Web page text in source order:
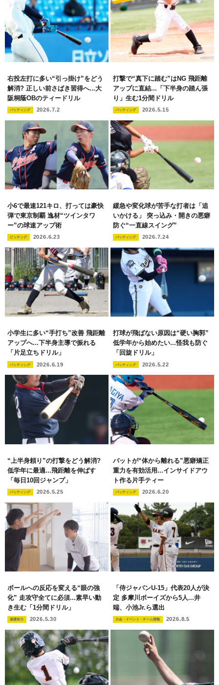
右投左打に多い“引っ掛け”をどう
解消? 正しい前さばき習得へ...大
阪桐蔭OBのティードリル
バッティング 2026.7.2
打撃で“真下に踏む”はNG 飛距離
アップに直結...「下半身の踏ん張
り」生む1分間ドリル
バッティング 2026.5.15
小6で最速121キロ、打っては豪快
弾で東京制覇 逸材“ツインタワ
ー”の球速アップ術
ピッチング 2026.6.23
緩急や変化球が苦手な打者は「追
いかける」 突っ込み・開きの悪癖
防ぐ“一直線スイング”
バッティング 2026.7.24
小学生に多い“手打ち”改善 飛距離
アップへ...下半身主導で振れる
「片足立ちドリル」
バッティング 2026.6.19
打球が飛ばない原因は“硬い胸郭”
低学年から始めたい...怪我も防ぐ
「回旋ドリル」
バッティング 2026.5.22
“上半身頼り”の打撃をどう解消?
低学年に最適...飛距離を伸ばす
「毎日10回ジャンプ」
バッティング 2026.5.25
バットが“体から離れる”悪癖矯正
重力を有効活用...インサイドアウ
ト作る片手ティー
バッティング 2026.6.20
ボールへの反応を変える“眼の強
化” 走攻守全てに必須...素早い動
き生む「1分間ドリル」
基礎体力 2026.5.30
「侍ジャパンU-15」代表20人が決
定 多摩川ボーイズから5人...井
端、小池Jr.ら選出
大会・イベント・チーム情報 2026.8.5